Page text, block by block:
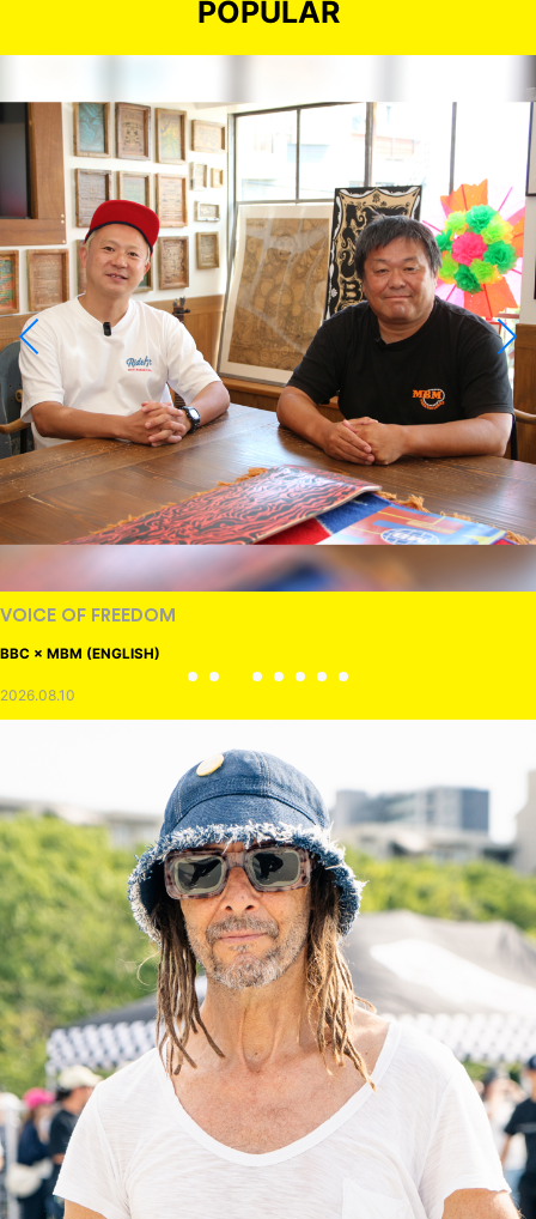
POPULAR
VOICE OF FREEDOM
BBC × MBM (ENGLISH)
2026.08.10